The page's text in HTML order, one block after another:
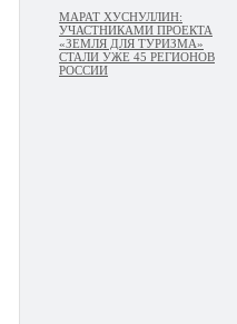
МАРАТ ХУСНУЛЛИН:
УЧАСТНИКАМИ ПРОЕКТА
«ЗЕМЛЯ ДЛЯ ТУРИЗМА»
СТАЛИ УЖЕ 45 РЕГИОНОВ
РОССИИ